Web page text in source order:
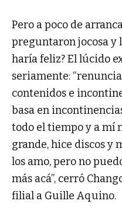
Pero a poco de
preguntaron jocosa y
haría feliz? El lúcido
seriamente:
contenidos e
basa en
todo el tiempo y a mí
grande, hice discos y
los amo, pero no
más acá”, cerró
filial a Guille Aquino.